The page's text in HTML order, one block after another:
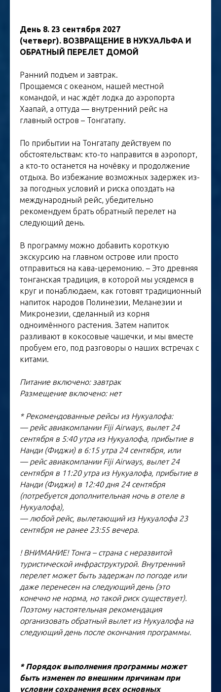
День 8. 23 сентября 2027
(четверг). ВОЗВРАЩЕНИЕ В НУКУАЛЬФА И
ОБРАТНЫЙ ПЕРЕЛЕТ ДОМОЙ
Ранний подъем и завтрак.
Прощаемся с океаном, нашей местной
командой, и нас ждёт лодка до аэропорта
Хаапай, а оттуда — внутренний рейс на
главный остров – Тонгатапу.
По прибытии на Тонгатапу действуем по
обстоятельствам: кто-то направится в аэропорт,
а кто-то останется на ночёвку и продолжение
отдыха. Во избежание возможных задержек из-
за погодных условий и риска опоздать на
международный рейс, убедительно
рекомендуем брать обратный перелет на
следующий день.
В программу можно добавить короткую
экскурсию на главном острове или просто
отправиться на кава-церемонию. – Это древняя
тонганская традиция, в которой мы усядемся в
круг и понаблюдаем, как готовят традиционный
напиток народов Полинезии, Меланезии и
Микронезии, сделанный из корня
одноимённого растения. Затем напиток
разливают в кокосовые чашечки, и мы вместе
пробуем его, под разговоры о наших встречах с
китами.
Питание включено: завтрак
Размещение включено: нет
* Рекомендованные рейсы из Нукуалофа:
— рейс авиакомпании Fiji Airways, вылет 24
сентября в 5:40 утра из Нукуалофа, прибытие в
Нанди (Фиджи) в 6:15 утра 24 сентября, или
— рейс авиакомпании Fiji Airways, вылет 24
сентября в 11:20 утра из Нукуалофа, прибытие в
Нанди (Фиджи) в 12:40 дня 24 сентября
(потребуется дополнительная ночь в отеле в
Нукуалофа),
— любой рейс, вылетающий из Нукуалофа 23
сентября не ранее 23:55 вечера.
! ВНИМАНИЕ! Тонга – страна с неразвитой
туристической инфраструктурой. Внутренний
перелет может быть задержан по погоде или
даже перенесен на следующий день (это
конечно не норма, но такой риск существует).
Поэтому настоятельная рекомендация
организовать обратный вылет из Нукуалофа на
следующий день после окончания программы.
* Порядок выполнения программы может
быть изменен по внешним причинам при
условии сохранения всех основных